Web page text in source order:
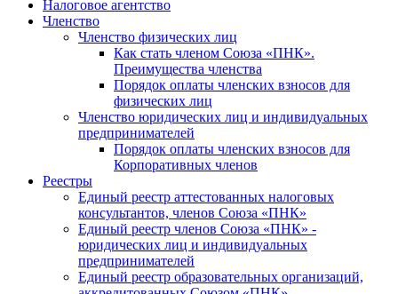
Налоговое агентство
Членство
Членство физических лиц
Как стать членом Союза «ПНК».
Преимущества членства
Порядок оплаты членских взносов для
физических лиц
Членство юридических лиц и индивидуальных
предпринимателей
Порядок оплаты членских взносов для
Корпоративных членов
Реестры
Единый реестр аттестованных налоговых
консультантов, членов Союза «ПНК»
Единый реестр членов Союза «ПНК» -
юридических лиц и индивидуальных
предпринимателей
Единый реестр образовательных организаций,